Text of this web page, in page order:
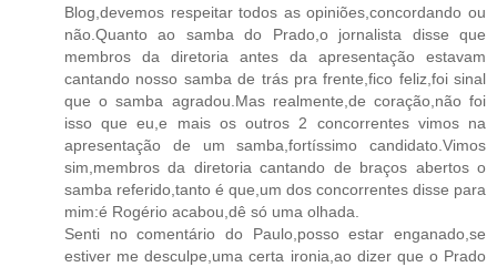
Blog,devemos respeitar todos as opiniões,concordando ou
não.Quanto ao samba do Prado,o jornalista disse que
membros da diretoria antes da apresentação estavam
cantando nosso samba de trás pra frente,fico feliz,foi sinal
que o samba agradou.Mas realmente,de coração,não foi
isso que eu,e mais os outros 2 concorrentes vimos na
apresentação de um samba,fortíssimo candidato.Vimos
sim,membros da diretoria cantando de braços abertos o
samba referido,tanto é que,um dos concorrentes disse para
mim:é Rogério acabou,dê só uma olhada.
Senti no comentário do Paulo,posso estar enganado,se
estiver me desculpe,uma certa ironia,ao dizer que o Prado